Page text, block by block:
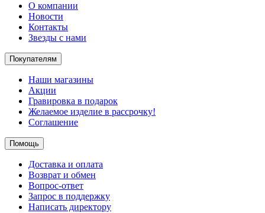
О компании
Новости
Контакты
Звезды с нами
Покупателям
Наши магазины
Акции
Гравировка в подарок
Желаемое изделие в рассрочку!
Соглашение
Помощь
Доставка и оплата
Возврат и обмен
Вопрос-ответ
Запрос в поддержку
Написать директору